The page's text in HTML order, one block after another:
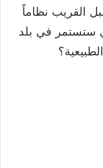
القريب نظاماً
ستستمر في بلد